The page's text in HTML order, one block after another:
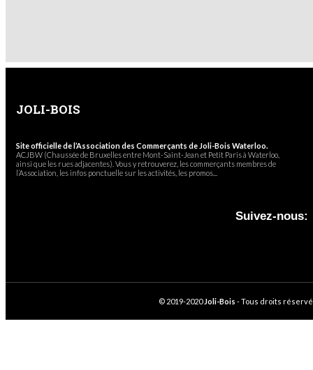
JOLI-BOIS
Site officielle de l’Association des Commerçants de Joli-Bois Waterloo.
ACJBW (Chaussée de Bruxelles entre Mont-Saint-Jean et Petit Paris à Waterloo,
ainsi que les rues adjacentes). Vous y retrouverez, les commerçants membres de
l’Association, les infos ponctuelle sur les activités, les promos...
Suivez-nous:
© 2019-2020Joli-Bois - Tous droits